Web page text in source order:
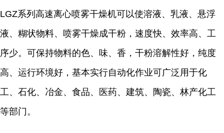
LGZ系列高速离心喷雾干燥机可以使溶液、乳液、悬浮
液、糊状物料、喷雾干燥成干粉，速度快、效率高、工
序少。可保持物料的色、味、香，干粉溶解性好，纯度
高、运行环境好，基本实行自动化作业可广泛用于化
工、石化、冶金、食品、医药、建筑、陶瓷、林产化工
等部门。